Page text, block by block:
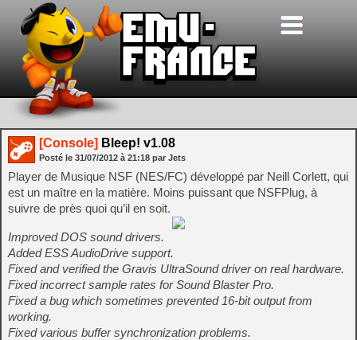
[Console] Bleep! v1.08
Posté le 31/07/2012 à 21:18 par Jets
Player de Musique NSF (NES/FC) développé par Neill Corlett, qui
est un maître en la matière. Moins puissant que NSFPlug, à
suivre de près quoi qu’il en soit.
Improved DOS sound drivers.
Added ESS AudioDrive support.
Fixed and verified the Gravis UltraSound driver on real hardware.
Fixed incorrect sample rates for Sound Blaster Pro.
Fixed a bug which sometimes prevented 16-bit output from
working.
Fixed various buffer synchronization problems.